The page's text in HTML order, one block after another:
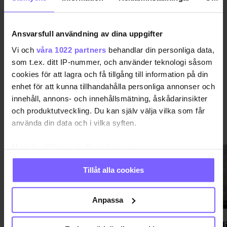
Ansvarsfull användning av dina uppgifter
Vi och våra 1022 partners behandlar din personliga data,
som t.ex. ditt IP-nummer, och använder teknologi såsom
cookies för att lagra och få tillgång till information på din
enhet för att kunna tillhandahålla personliga annonser och
innehåll, annons- och innehållsmätning, åskådarinsikter
och produktutveckling. Du kan själv välja vilka som får
använda din data och i vilka syften.
Med din tillåtelse skulle vi även vilja:
Samla in information om din geografiska plats
som kan ha en noggrannhet på upp till flera meter
Identifiera din enhet genom att aktivt skanna den
för specifika kännetecken (fingeravtryck)
Ta reda på mer om hur dina personliga uppgifter
Tillåt alla cookies
Anpassa
GUS KENWORTHY
DELA DEN HÄR ARTIKELN
SEX & RELATION VISA MER SEX & RELATION